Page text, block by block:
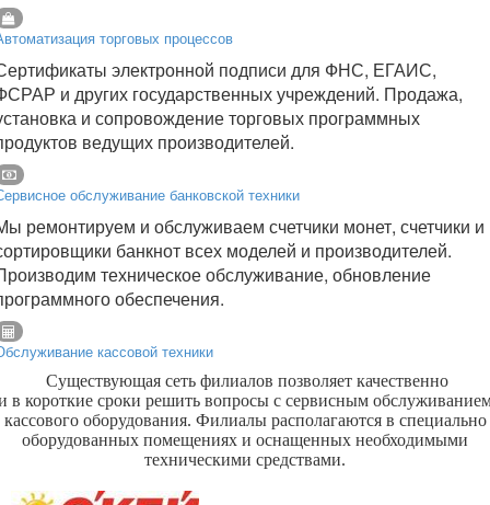
торговых процессов
электронной подписи для ФНС, ЕГАИС,
и других государственных учреждений. Продажа,
и сопровождение торговых программных
ведущих производителей.
обслуживание банковской техники
ремонтируем и обслуживаем счетчики монет, счетчики и
банкнот всех моделей и производителей.
техническое обслуживание, обновление
обеспечения.
кассовой техники
Существующая сеть филиалов позволяет качественно
в короткие сроки решить вопросы с сервисным
кассового оборудования. Филиалы располагаются в специально
оборудованных помещениях и оснащенных необходимыми
техническими средствами.